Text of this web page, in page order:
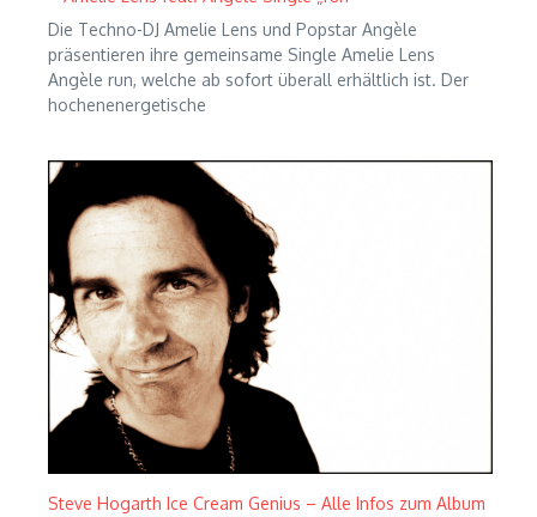
Die Techno-DJ Amelie Lens und Popstar Angèle
präsentieren ihre gemeinsame Single Amelie Lens
Angèle run, welche ab sofort überall erhältlich ist. Der
hochenenergetische
Steve Hogarth Ice Cream Genius – Alle Infos zum Album